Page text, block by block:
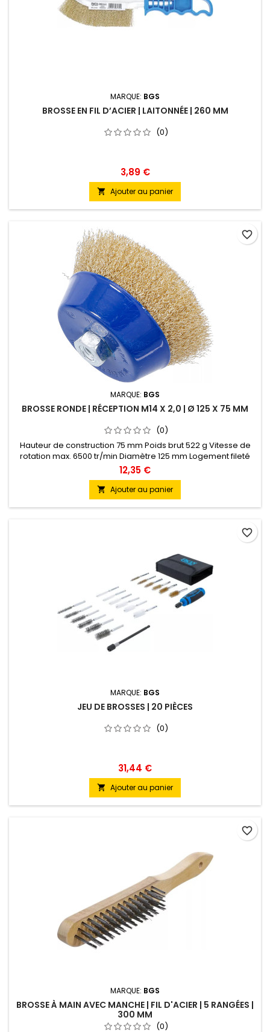
MARQUE: BGS
BROSSE EN FIL D’ACIER | LAITONNÉE | 260 MM
(0)
3,89 €
 Ajouter au panier
MARQUE: BGS
BROSSE RONDE | RÉCEPTION M14 X 2,0 | Ø 125 X 75 MM
(0)
Hauteur de construction 75 mm Poids brut 522 g Vitesse de
rotation max. 6500 tr/min Diamètre 125 mm Logement fileté
M14 x 2 Matériau des poils Fil d'acier Traitement de surface
Laitonné Adapté à l'emballage en tenture Oui
12,35 €
 Ajouter au panier
favorite_border
MARQUE: BGS
JEU DE BROSSES | 20 PIÈCES
(0)
31,44 €
 Ajouter au panier
favorite_border
MARQUE: BGS
BROSSE À MAIN AVEC MANCHE | FIL D'ACIER | 5 RANGÉES |
300 MM
(0)
favorite_border